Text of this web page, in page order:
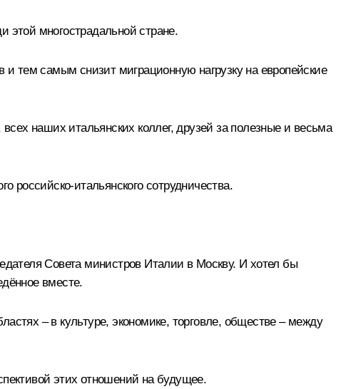
многострадальной стране.
тем самым снизит миграционную нагрузку на европейские
наших итальянских коллег, друзей за полезные и весьма
российско-итальянского сотрудничества.
Совета министров Италии в Москву. И хотел бы
вместе.
– в культуре, экономике, торговле, обществе – между
этих отношений на будущее.